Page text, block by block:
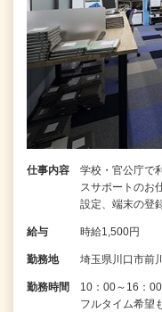
仕事内容
学校・官公庁で
スサポートのお
設定、端末の登
給与 時給1,500円
勤務地 埼玉県川口市前
勤務時間
10：00～16：
フルタイム希望